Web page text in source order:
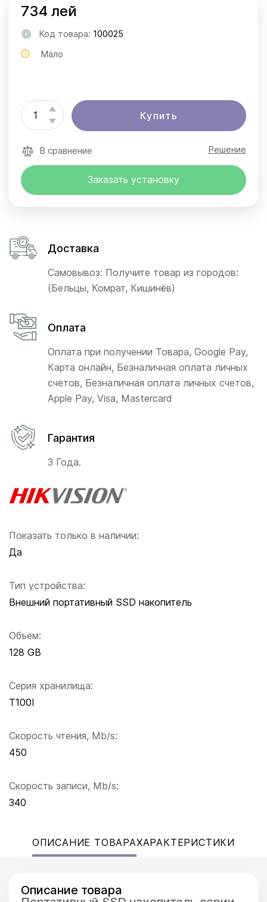
Показать только в наличии:
Да
Тип устройства:
Внешний портативный SSD накопитель
Объем:
128 GB
Серия хранилища:
T100I
Скорость чтения, Mb/s:
450
Скорость записи, Mb/s:
340
734 лей
Код товара: 100025
Мало
Купить
В сравнение Решение
Заказать установку
Доставка
Самовывоз: Получите товар из городов:
(Бельцы, Комрат, Кишинёв)
Оплата
Оплата при получении Товара, Google Pay,
Карта онлайн, Безналичная оплата личных
счетов, Безналичная оплата личных счетов,
Apple Pay, Visa, Mastercard
Гарантия
3 Года.
ОПИСАНИЕ ТОВАРАХАРАКТЕРИСТИКИ
Описание товара